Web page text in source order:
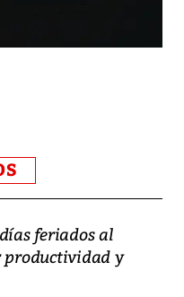
feriados al
productividad y